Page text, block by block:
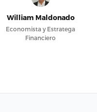
William Maldonado
Economista y Estratega
Financiero